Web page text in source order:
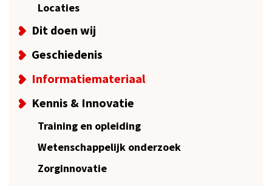
Locaties
Dit doen wij
Geschiedenis
Informatiemateriaal
Kennis & Innovatie
Training en opleiding
Wetenschappelijk onderzoek
Zorginnovatie